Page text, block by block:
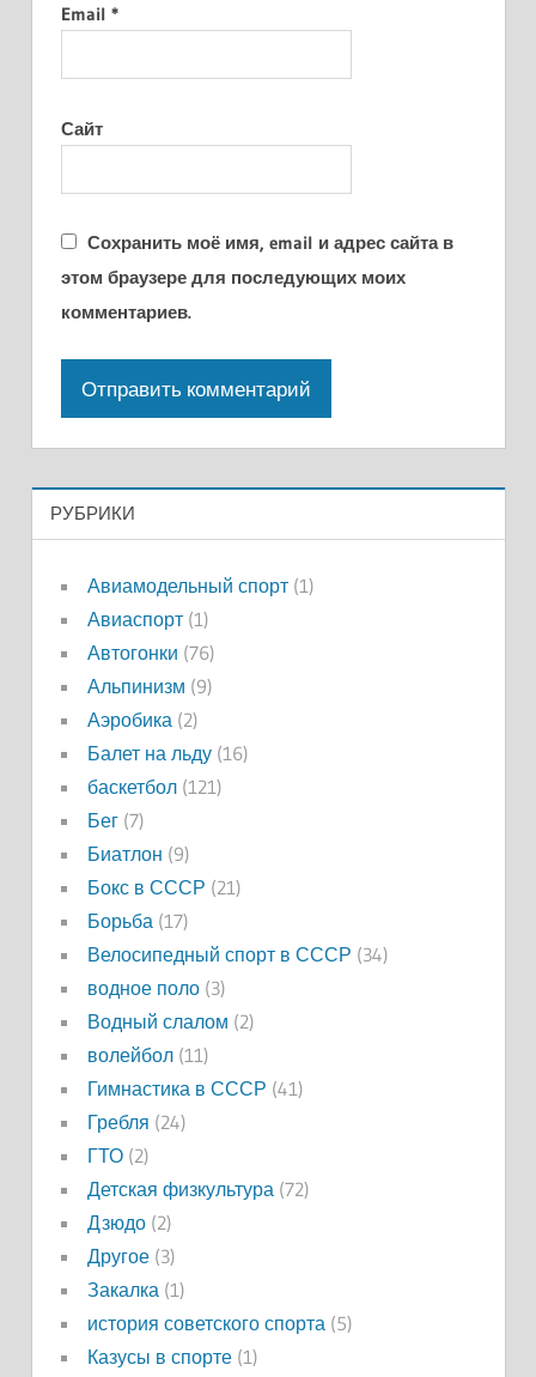
Email *
Сайт
Сохранить моё имя, email и адрес сайта в
этом браузере для последующих моих
комментариев.
РУБРИКИ
Авиамодельный спорт(1)
Авиаспорт(1)
Автогонки (76)
Альпинизм (9)
Аэробика(2)
Балет на льду(16)
баскетбол(121)
Бег(7)
Биатлон (9)
Бокс в СССР (21)
Борьба(17)
Велосипедный спорт в СССР (34)
водное поло(3)
Водный слалом (2)
волейбол(11)
Гимнастика в СССР (41)
Гребля (24)
ГТО(2)
Детская физкультура(72)
Дзюдо(2)
Другое(3)
Закалка(1)
история советского спорта(5)
Казусы в спорте(1)